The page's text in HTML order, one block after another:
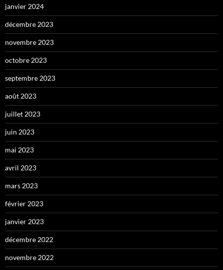
janvier 2024
décembre 2023
novembre 2023
octobre 2023
septembre 2023
août 2023
juillet 2023
juin 2023
mai 2023
avril 2023
mars 2023
février 2023
janvier 2023
décembre 2022
novembre 2022